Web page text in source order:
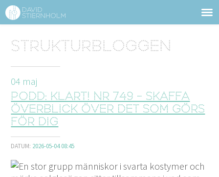
Sidhuvud
Navigering
FÖRELÄSNINGAR
Strukturbloggen
04 maj
Podd: Klart! nr 749 - Skaffa
överblick över det som görs
för dig
DATUM: 2026-05-04 08:45